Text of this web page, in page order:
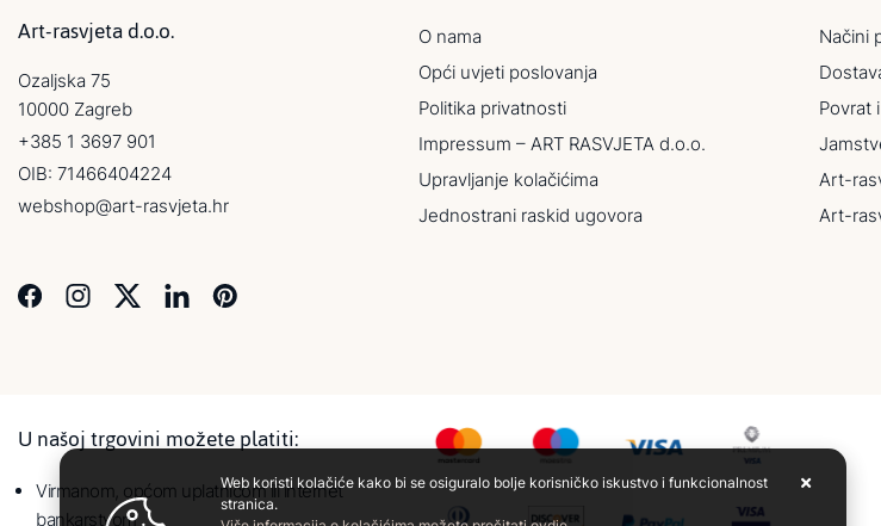
Art-rasvjeta d.o.o.
Ozaljska 75
10000 Zagreb
+385 1 3697 901
OIB: 71466404224
webshop@art-rasvjeta.hr
O nama
Opći uvjeti poslovanja
Politika privatnosti
Impressum – ART RASVJETA d.o.o.
Upravljanje kolačićima
Jednostrani raskid ugovora
Načini
Povrat
Art-
Art-
U našoj trgovini možete platiti:
Virmanom, općom uplatnicom ili internet
bankarstvom
Web koristi kolačiće kako bi se osiguralo bolje korisničko iskustvo i funkcionalnost
stranica.